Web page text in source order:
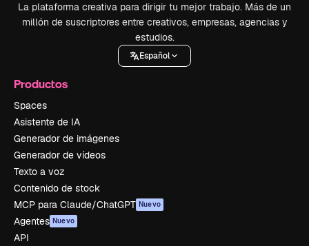
La plataforma creativa para dirigir tu mejor trabajo. Más de un
millón de suscriptores entre creativos, empresas, agencias y
estudios.
Español
Productos
Spaces
Asistente de IA
Generador de imágenes
Generador de vídeos
Texto a voz
Contenido de stock
MCP para Claude/ChatGPT Nuevo
Agentes Nuevo
API